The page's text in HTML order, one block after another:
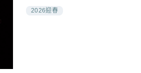
2026迎春